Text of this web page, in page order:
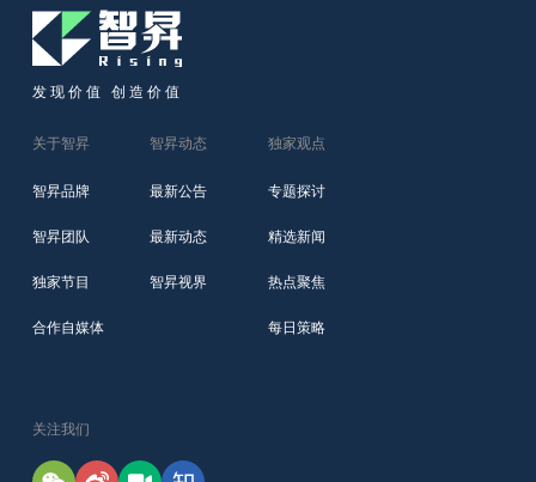
发现价值 创造价值
关于智昇
智昇品牌
智昇团队
独家节目
合作自媒体
智昇动态
最新公告
最新动态
智昇视界
独家观点
专题探讨
精选新闻
热点聚焦
每日策略
关注我们